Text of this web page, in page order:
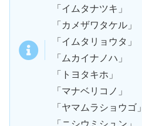
「イムタナツキ」
「カメザワタケル」
「イムタリョウタ」
「ムカイナノハ」
「トヨタキホ」
「マナベリコノ」
「ヤマムラショウゴ」
「ニシウミシュン」